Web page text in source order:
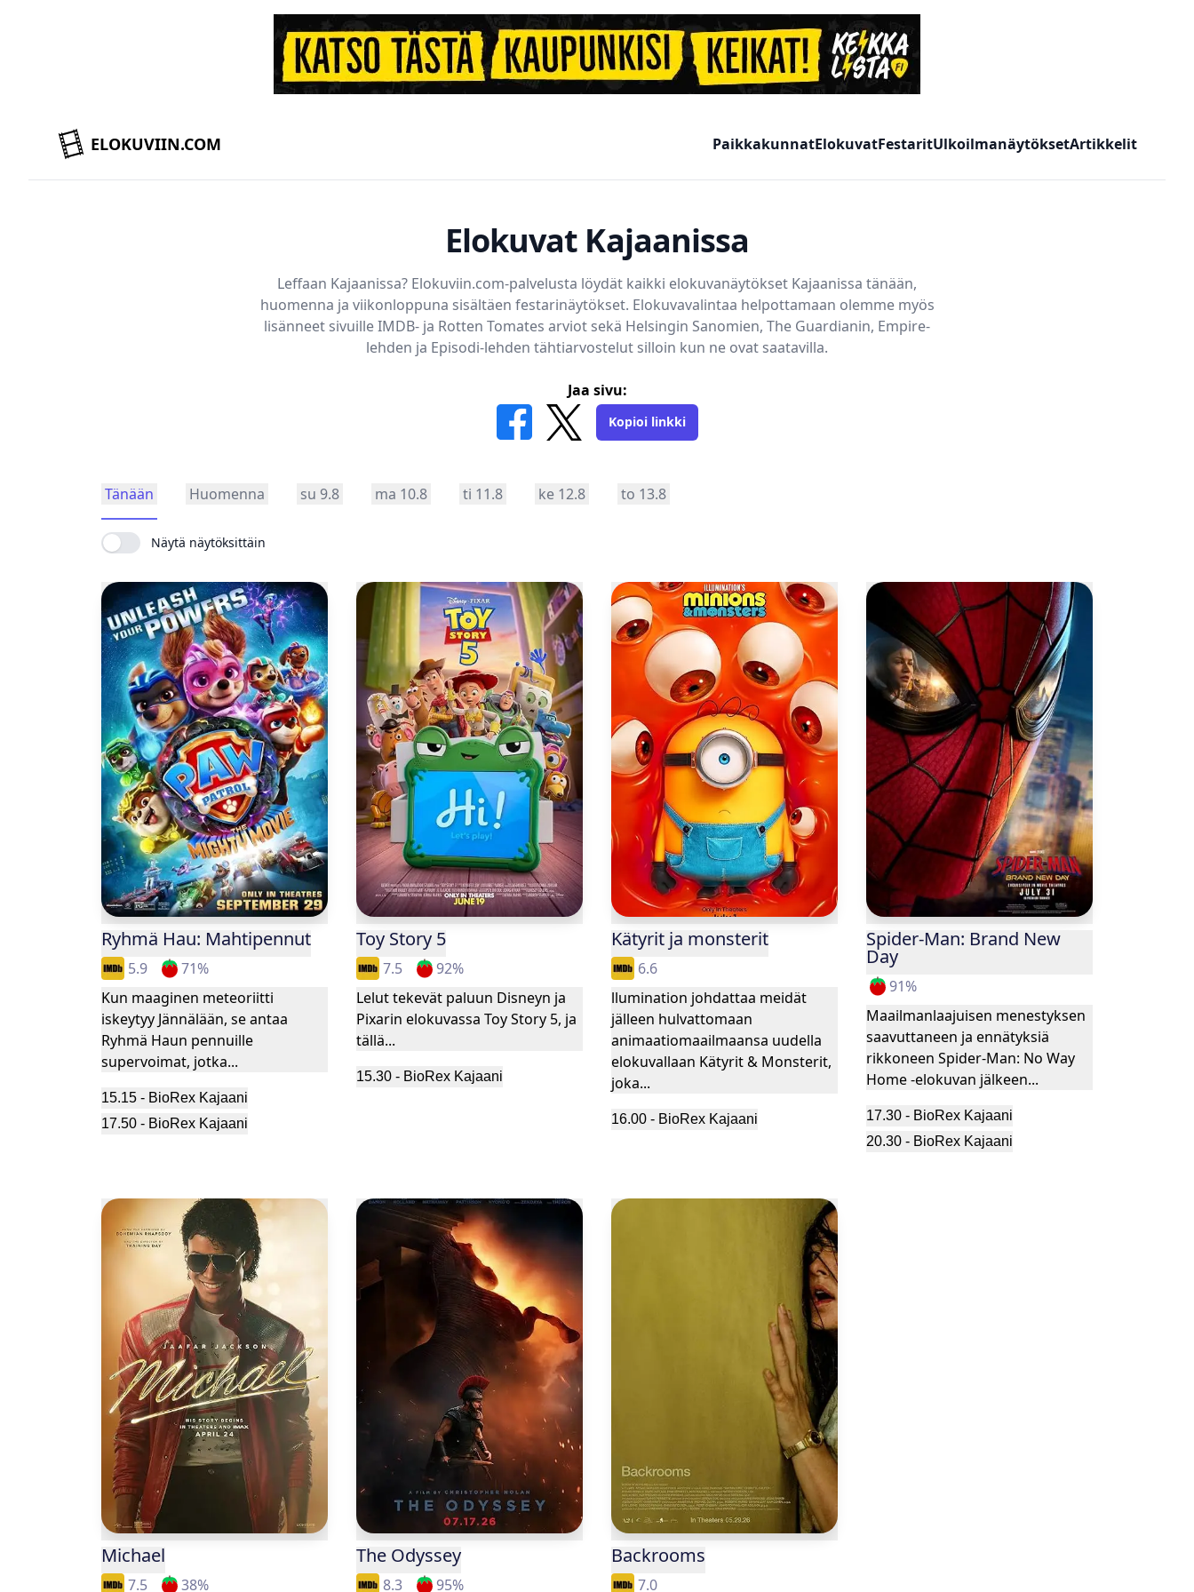
ELOKUVIIN.COM PaikkakunnatElokuvatFestaritUlkoilmanäytöksetArtikkelit
Elokuvat Kajaanissa
Leffaan Kajaanissa? Elokuviin.com-palvelusta löydät kaikki elokuvanäytökset Kajaanissa tänään,
huomenna ja viikonloppuna sisältäen festarinäytökset. Elokuvavalintaa helpottamaan olemme myös
lisänneet sivuille IMDB- ja Rotten Tomates arviot sekä Helsingin Sanomien, The Guardianin, Empire-
lehden ja Episodi-lehden tähtiarvostelut silloin kun ne ovat saatavilla.
Jaa sivu:
Kopioi linkki
Tänään Huomenna su 9.8 ma 10.8 ti 11.8 ke 12.8 to 13.8
Näytä näytöksittäin
Ryhmä Hau: Mahtipennut
5.9 71%
Kun maaginen meteoriitti
iskeytyy Jännälään, se antaa
Ryhmä Haun pennuille
supervoimat, jotka...
15.15 - BioRex Kajaani
17.50 - BioRex Kajaani
Toy Story 5
7.5 92%
Lelut tekevät paluun Disneyn ja
Pixarin elokuvassa Toy Story 5, ja
tällä...
15.30 - BioRex Kajaani
Kätyrit ja monsterit
6.6
llumination johdattaa meidät
jälleen hulvattomaan
animaatiomaailmaansa uudella
elokuvallaan Kätyrit & Monsterit,
joka...
16.00 - BioRex Kajaani
Spider-Man: Brand New
Day
91%
Maailmanlaajuisen menestyksen
saavuttaneen ja ennätyksiä
rikkoneen Spider-Man: No Way
Home -elokuvan jälkeen...
17.30 - BioRex Kajaani
20.30 - BioRex Kajaani
Michael
7.5 38%
The Odyssey
8.3 95%
Backrooms
7.0